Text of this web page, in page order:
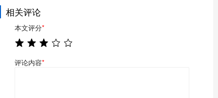
相关评论
本文评分*
评论内容*